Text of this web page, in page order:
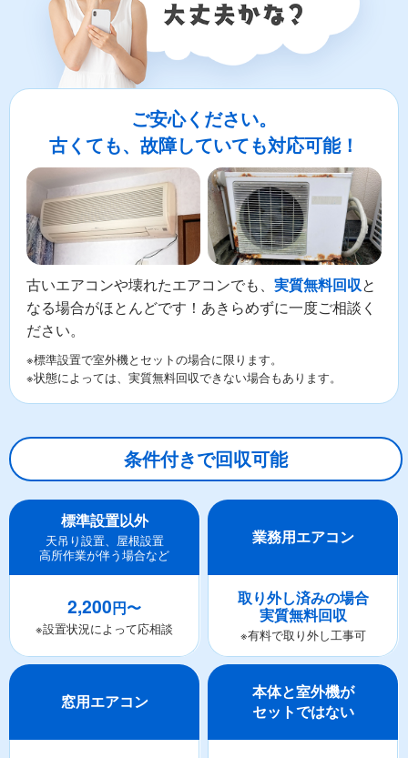
ご安心ください。
古くても、故障していても対応可能！
古いエアコンや壊れたエアコンでも、 実質無料回収と
なる場合がほとんどです！あきらめずに一度ご相談く
ださい。
※標準設置で室外機とセットの場合に限ります。
※状態によっては、実質無料回収できない場合もあります。
条件付きで回収可能
標準設置以外
天吊り設置、屋根設置
高所作業が伴う場合など
2,200円〜
※設置状況によって応相談
業務用エアコン
取り外し済みの場合
実質無料回収
※有料で取り外し工事可
窓用エアコン
本体と室外機が
セットではない